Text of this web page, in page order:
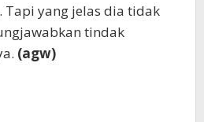
Tapi yang jelas dia tidak
tindak
(agw)